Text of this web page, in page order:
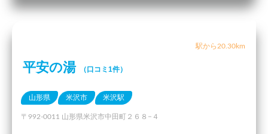
駅から20.30km
平安の湯 （口コミ1件）
山形県 米沢市 米沢駅
〒992-0011 山形県米沢市中田町２６８−４